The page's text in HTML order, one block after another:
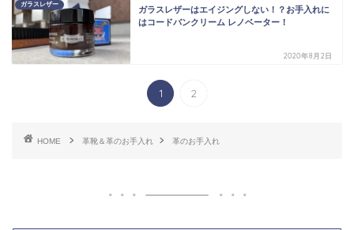
ガラスレザー
ガラスレザーはエイジングしない！？お手入れに
はコードバンクリーム レノベーター！
2020年8月2日
1 2
HOME 革靴＆革のお手入れ 革のお手入れ